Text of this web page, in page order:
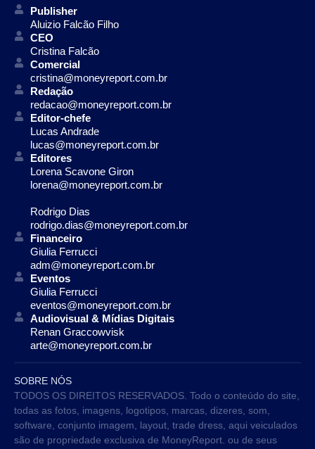
Publisher
Aluizio Falcão Filho
CEO
Cristina Falcão
Comercial
cristina@moneyreport.com.br
Redação
redacao@moneyreport.com.br
Editor-chefe
Lucas Andrade
lucas@moneyreport.com.br
Editores
Lorena Scavone Giron
lorena@moneyreport.com.br
Rodrigo Dias
rodrigo.dias@moneyreport.com.br
Financeiro
Giulia Ferrucci
adm@moneyreport.com.br
Eventos
Giulia Ferrucci
eventos@moneyreport.com.br
Audiovisual & Mídias Digitais
Renan Graccowvisk
arte@moneyreport.com.br
SOBRE NÓS
TODOS OS DIREITOS RESERVADOS. Todo o conteúdo do site,
todas as fotos, imagens, logotipos, marcas, dizeres, som,
software, conjunto imagem, layout, trade dress, aqui veiculados
são de propriedade exclusiva de MoneyReport. ou de seus